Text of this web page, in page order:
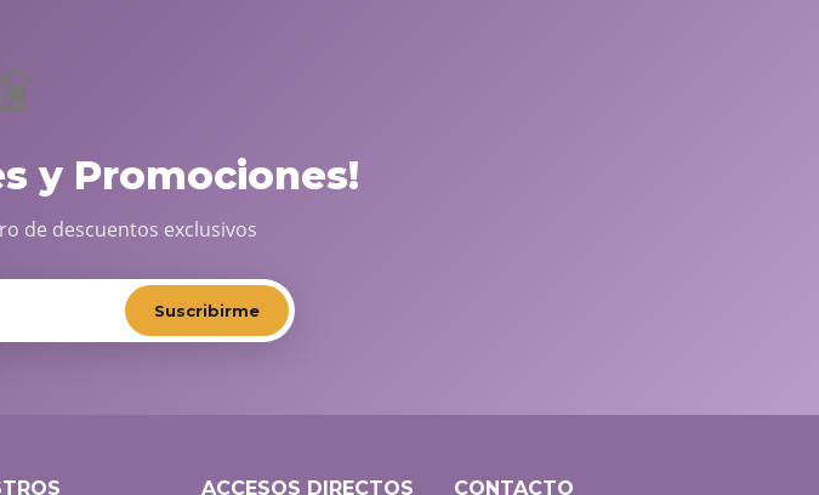
y Promociones!
de descuentos exclusivos
Suscribirme
ACCESOS DIRECTOS CONTACTO